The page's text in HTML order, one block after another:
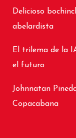
Delicioso
abelardista
El trilema de la
el futuro
Johnnatan
Copacabana